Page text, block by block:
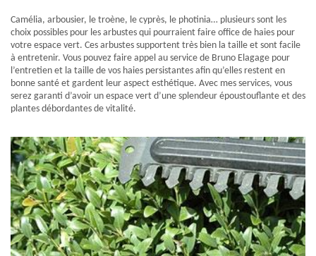
Camélia, arbousier, le troène, le cyprès, le photinia… plusieurs sont les
choix possibles pour les arbustes qui pourraient faire office de haies pour
votre espace vert. Ces arbustes supportent très bien la taille et sont facile
à entretenir. Vous pouvez faire appel au service de Bruno Elagage pour
l’entretien et la taille de vos haies persistantes afin qu’elles restent en
bonne santé et gardent leur aspect esthétique. Avec mes services, vous
serez garanti d’avoir un espace vert d’une splendeur époustouflante et des
plantes débordantes de vitalité.